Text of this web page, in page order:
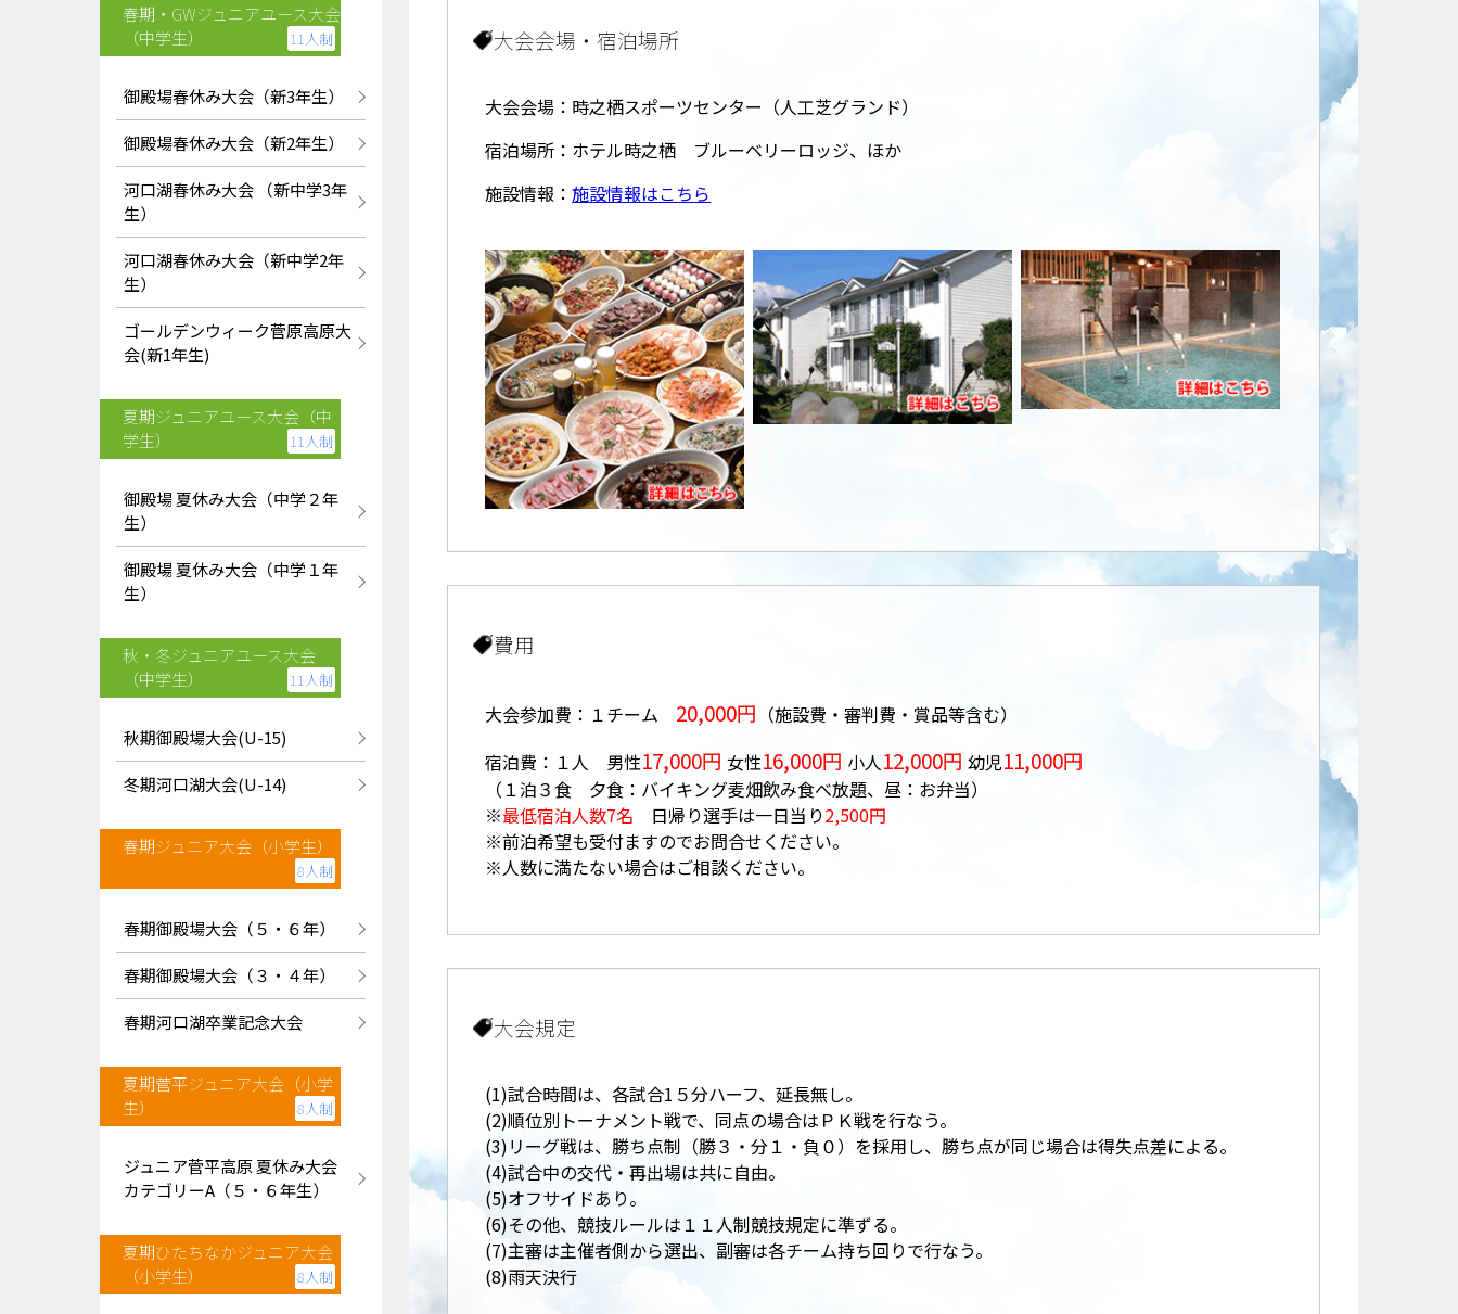
大会会場・宿泊場所
大会会場：時之栖スポーツセンター（人工芝グランド）
宿泊場所：ホテル時之栖 ブルーベリーロッジ、ほか
施設情報：施設情報はこちら
費用
大会参加費：１チーム 20,000円 （施設費・審判費・賞品等含む）
宿泊費：１人 男性17,000円 女性16,000円 小人12,000円 幼児11,000円
（１泊３食 夕食：バイキング麦畑飲み食べ放題、昼：お弁当）
※最低宿泊人数7名 日帰り選手は一日当り2,500円
※前泊希望も受付ますのでお問合せください。
※人数に満たない場合はご相談ください。
大会規定
(1)試合時間は、各試合1５分ハーフ、延長無し。
(2)順位別トーナメント戦で、同点の場合はＰＫ戦を行なう。
(3)リーグ戦は、勝ち点制（勝３・分１・負０）を採用し、勝ち点が同じ場合は得失点差による。
(4)試合中の交代・再出場は共に自由。
(5)オフサイドあり。
(6)その他、競技ルールは１１人制競技規定に準ずる。
(7)主審は主催者側から選出、副審は各チーム持ち回りで行なう。
(8)雨天決行
春期・GWジュニアユース大会
（中学生）
11人制
御殿場春休み大会（新3年生）
御殿場春休み大会（新2年生）
河口湖春休み大会 （新中学3年
生）
河口湖春休み大会（新中学2年
生）
ゴールデンウィーク菅原高原大
会(新1年生)
夏期ジュニアユース大会（中
学生）
11人制
御殿場 夏休み大会（中学２年
生）
御殿場 夏休み大会（中学１年
生）
秋・冬ジュニアユース大会
（中学生）
11人制
秋期御殿場大会(U-15)
冬期河口湖大会(U-14)
春期ジュニア大会（小学生）
8人制
春期御殿場大会（５・６年）
春期御殿場大会（３・４年）
春期河口湖卒業記念大会
夏期菅平ジュニア大会（小学
生）
8人制
ジュニア菅平高原 夏休み大会
カテゴリーA（５・６年生）
夏期ひたちなかジュニア大会
（小学生）
8人制